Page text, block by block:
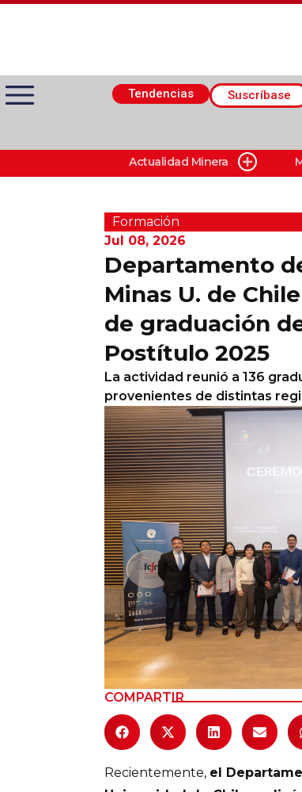
Tendencias Suscríbase
Actualidad Minera
Minería Superficie
Minerí­a Subterránea
Columnas de Opinión
Calendario de Eventos
Actualidad Minera
Formación
Jul 08, 2026
Departamento
Minas U. de
de graduación
Postítulo 2025
La actividad reunió a 136
provenientes de distintas
COMPARTIR
Recientemente, el